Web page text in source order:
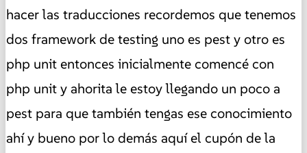
hacer las traducciones recordemos que tenemos
dos framework de testing uno es pest y otro es
php unit entonces inicialmente comencé con
php unit y ahorita le estoy llegando un poco a
pest para que también tengas ese conocimiento
ahí y bueno por lo demás aquí el cupón de la